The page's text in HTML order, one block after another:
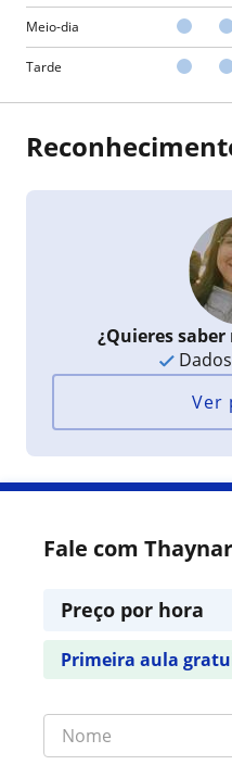
Meio-dia
Tarde
¿Quieres
Ver
Fale com
Preço por hora
Primeira aula